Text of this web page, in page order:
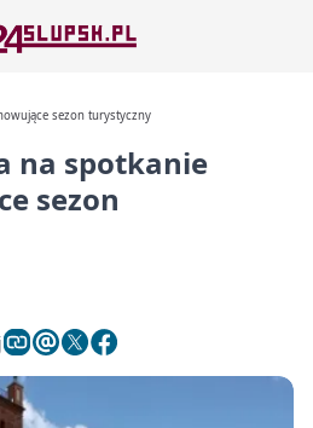
sezon turystyczny
na spotkanie
sezon